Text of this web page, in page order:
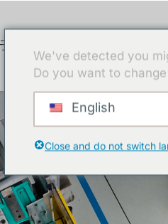
我们
We've detected you
Do you want to
English
Close and do not switch